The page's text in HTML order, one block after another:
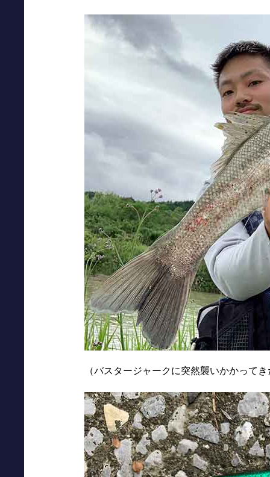
（バスタージャークに突然襲いかかってき